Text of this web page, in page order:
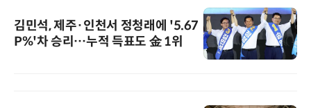
김민석, 제주·인천서 정청래에 '5.67
P%'차 승리…누적 득표도 金 1위